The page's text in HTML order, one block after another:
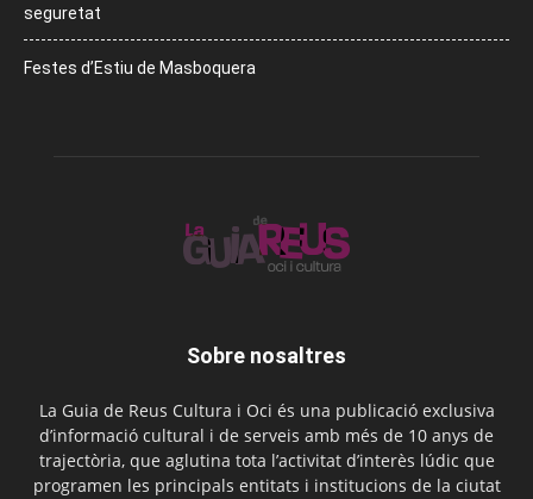
seguretat
Festes d’Estiu de Masboquera
Sobre nosaltres
La Guia de Reus Cultura i Oci és una publicació exclusiva
d’informació cultural i de serveis amb més de 10 anys de
trajectòria, que aglutina tota l’activitat d’interès lúdic que
programen les principals entitats i institucions de la ciutat